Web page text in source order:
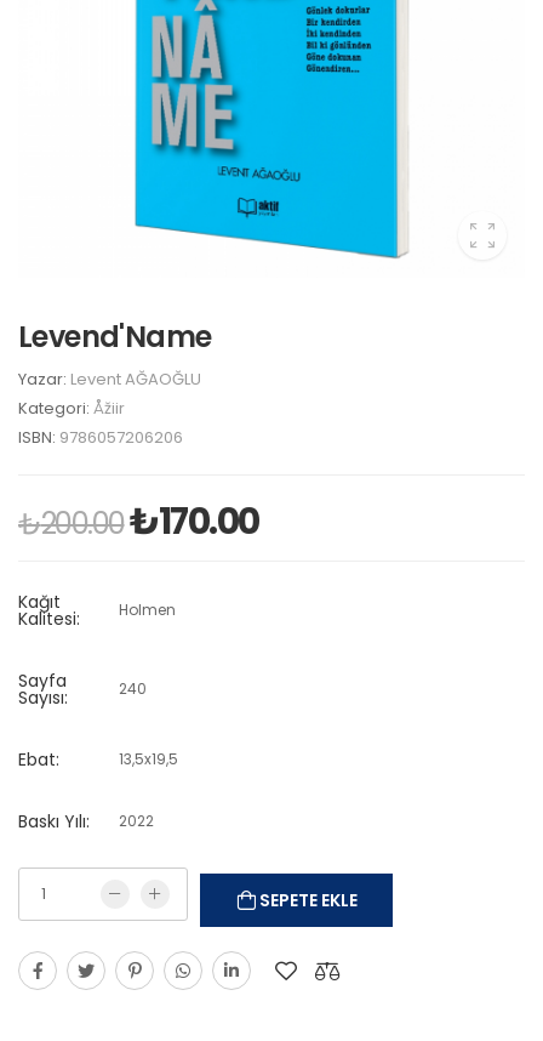
Levend'Name
Yazar: Levent AĞAOĞLU
Kategori: Åžiir
ISBN: 9786057206206
₺200.00₺170.00
Kağıt
Kalitesi: Holmen
Sayfa
Sayısı: 240
Ebat: 13,5x19,5
Baskı Yılı: 2022
SEPETE EKLE